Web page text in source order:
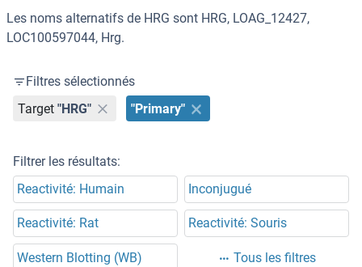
Les noms alternatifs de HRG sont HRG, LOAG_12427,
LOC100597044, Hrg.
Filtres sélectionnés
Target "HRG" "Primary"
Filtrer les résultats:
Reactivité: Humain
Inconjugué
Reactivité: Rat Reactivité: Souris
Western Blotting (WB) Tous les filtres